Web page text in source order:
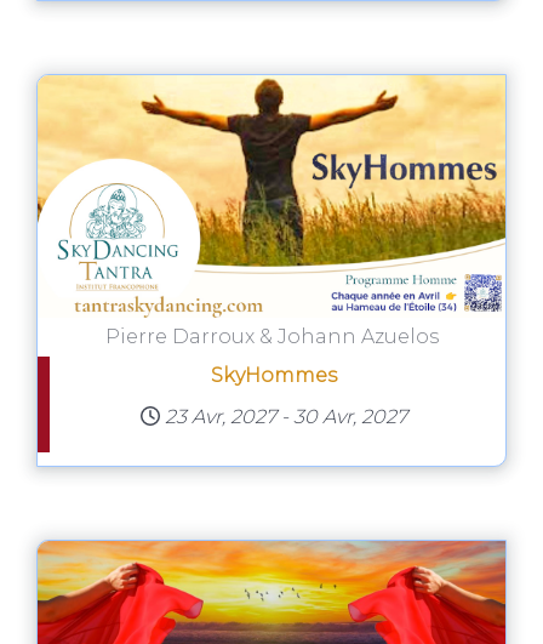
Pierre Darroux & Johann Azuelos
SkyHommes
23 Avr, 2027 - 30 Avr, 2027